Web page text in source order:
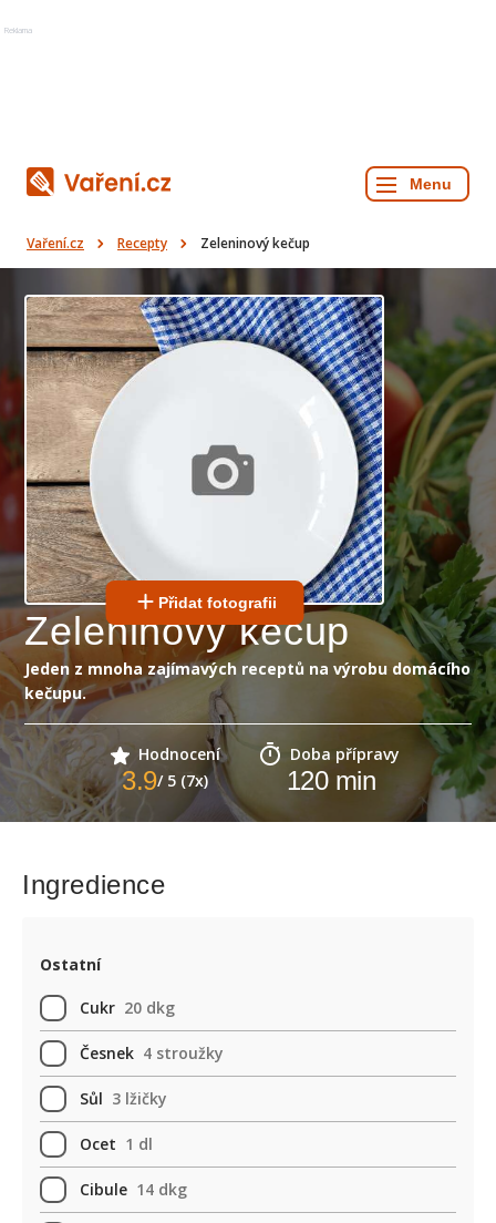
Reklama
Vaření.cz Recepty Zeleninový kečup
Přidat fotografii
Zeleninový kečup
Jeden z mnoha zajímavých receptů na výrobu domácího
kečupu.
Hodnocení
3.9/ 5 (7x)
Doba přípravy
120min
Ingredience
Ostatní
Cukr 20 dkg
Česnek 4 stroužky
Sůl 3 lžičky
Ocet 1 dl
Cibule 14 dkg